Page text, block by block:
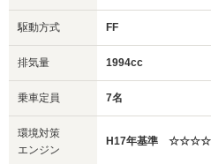
駆動方式 FF
排気量 1994cc
乗車定員 7名
環境対策
エンジン
H17年基準 ☆☆☆☆